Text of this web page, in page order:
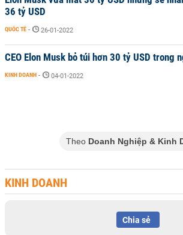
36 tỷ USD
QUỐC TẾ - 26-01-2022
CEO Elon Musk bỏ túi hơn 30 tỷ USD trong
KINH DOANH - 04-01-2022
Theo Doanh Nghiệp & Kinh
KINH DOANH
Chia sẻ